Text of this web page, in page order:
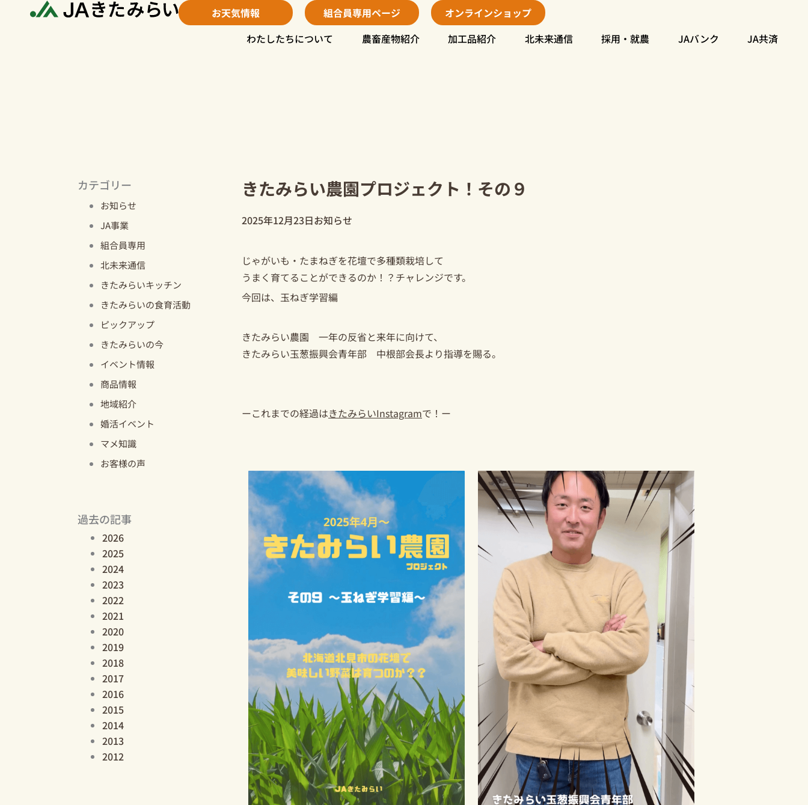
お天気情報 組合員専用ページ
オンラインショップ
わたしたちについて
農畜産物紹介 加工品紹介 北未来通信 採用・就農 JAバンク JA共済
カテゴリー
お知らせ
JA事業
組合員専用
北未来通信
きたみらいキッチン
きたみらいの食育活動
ピックアップ
きたみらいの今
イベント情報
商品情報
地域紹介
婚活イベント
マメ知識
お客様の声
過去の記事
2026
2025
2024
2023
2022
2021
2020
2019
2018
2017
2016
2015
2014
2013
2012
きたみらい農園プロジェクト！その９
2025年12月23日お知らせ
じゃがいも・たまねぎを花壇で多種類栽培して
うまく育てることができるのか！？チャレンジです。
今回は、玉ねぎ学習編
きたみらい農園 一年の反省と来年に向けて、
きたみらい玉葱振興会青年部 中根部会長より指導を賜る。
ーこれまでの経過はきたみらいInstagramで！ー